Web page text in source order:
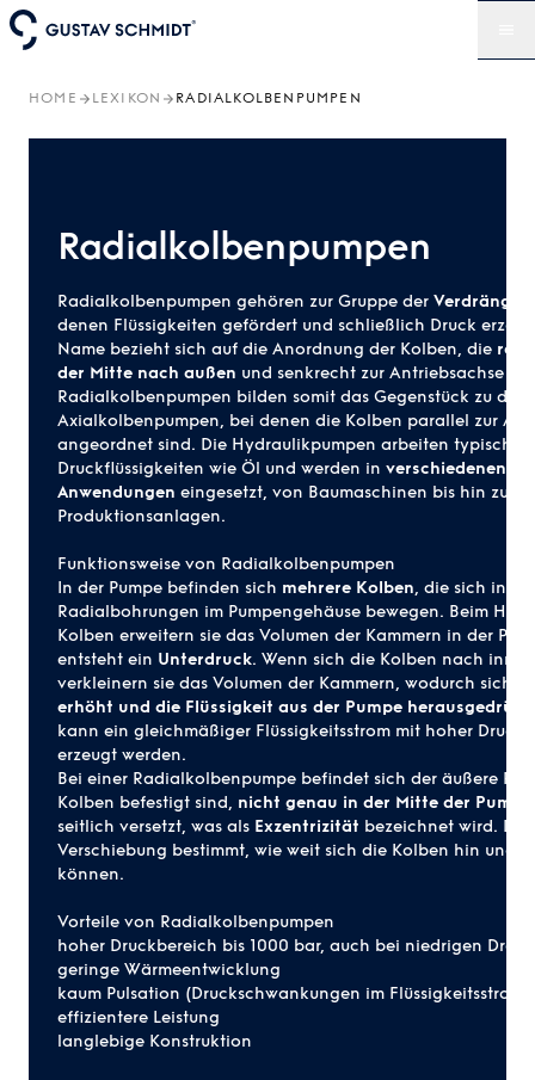
HOME LEXIKON RADIALKOLBENPUMPEN
Radialkolbenpumpen
Radialkolbenpumpen gehören zur Gruppe der
denen Flüssigkeiten gefördert und schließlich Druck
Name bezieht sich auf die Anordnung der Kolben, die
der Mitte nach außen und senkrecht zur Antriebsachse
Radialkolbenpumpen bilden somit das Gegenstück zu den
Axialkolbenpumpen, bei denen die Kolben parallel zur
angeordnet sind. Die Hydraulikpumpen arbeiten
Druckflüssigkeiten wie Öl und werden in verschiedenen
Anwendungen eingesetzt, von Baumaschinen bis hin zu
Produktionsanlagen.
Funktionsweise von Radialkolbenpumpen
In der Pumpe befinden sich mehrere Kolben, die sich in
Radialbohrungen im Pumpengehäuse bewegen. Beim
Kolben erweitern sie das Volumen der Kammern in der
entsteht ein Unterdruck. Wenn sich die Kolben nach
verkleinern sie das Volumen der Kammern, wodurch sich
erhöht und die Flüssigkeit aus der Pumpe
kann ein gleichmäßiger Flüssigkeitsstrom mit hoher
erzeugt werden.
Bei einer Radialkolbenpumpe befindet sich der äußere
Kolben befestigt sind, nicht genau in der Mitte der Pumpe
seitlich versetzt, was als Exzentrizität bezeichnet wird.
Verschiebung bestimmt, wie weit sich die Kolben hin und
können.
Vorteile von Radialkolbenpumpen
hoher Druckbereich bis 1000 bar, auch bei niedrigen
geringe Wärmeentwicklung
kaum Pulsation (Druckschwankungen im
effizientere Leistung
langlebige Konstruktion